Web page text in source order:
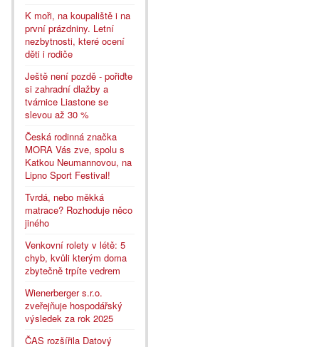
K moři, na koupaliště i na
první prázdniny. Letní
nezbytnosti, které ocení
děti i rodiče
Ještě není pozdě - pořiďte
si zahradní dlažby a
tvárnice Liastone se
slevou až 30 %
Česká rodinná značka
MORA Vás zve, spolu s
Katkou Neumannovou, na
Lipno Sport Festival!
Tvrdá, nebo měkká
matrace? Rozhoduje něco
jiného
Venkovní rolety v létě: 5
chyb, kvůli kterým doma
zbytečně trpíte vedrem
Wienerberger s.r.o.
zveřejňuje hospodářský
výsledek za rok 2025
ČAS rozšířila Datový